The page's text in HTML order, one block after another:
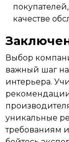
качестве
Выбор
важный шаг
интерьера.
уникальные
требованиям